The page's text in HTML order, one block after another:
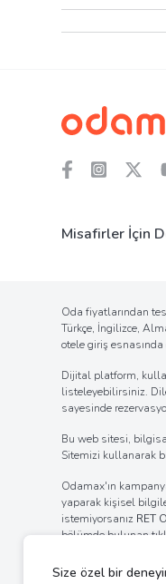
Misafirler İçin
Oda fiyatlarından
Türkçe, İngilizce,
otele giriş
Dijital platform,
listeleyebilirsiniz.
sayesinde
Bu web sitesi,
Sitemizi kullanarak
Odamax'ın
yaparak kişisel
istemiyorsanız RET
bölümde bulunan
internet
ayarlarını